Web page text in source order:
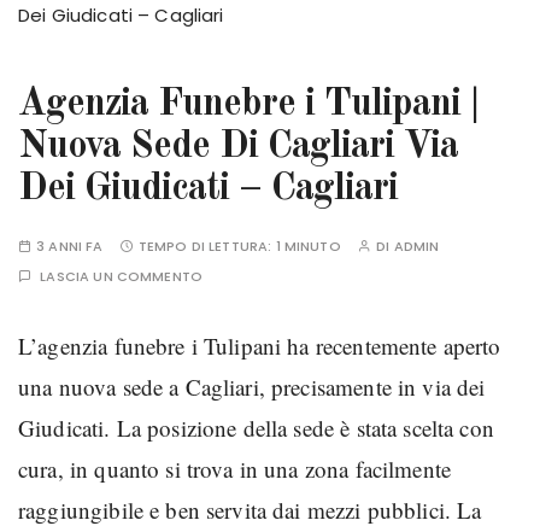
Dei Giudicati – Cagliari
Agenzia Funebre i Tulipani |
Nuova Sede Di Cagliari Via
Dei Giudicati – Cagliari
3 ANNI FA TEMPO DI LETTURA: 1 MINUTO DI ADMIN
LASCIA UN COMMENTO
L’agenzia funebre i Tulipani ha recentemente aperto
una nuova sede a Cagliari, precisamente in via dei
Giudicati. La posizione della sede è stata scelta con
cura, in quanto si trova in una zona facilmente
raggiungibile e ben servita dai mezzi pubblici. La